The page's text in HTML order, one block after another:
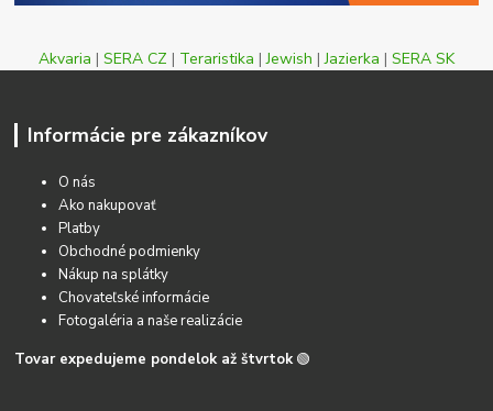
Akvaria | SERA CZ | Teraristika |Jewish |Jazierka | SERA SK
Informácie pre zákazníkov
O nás
Ako nakupovať
Platby
Obchodné podmienky
Nákup na splátky
Chovateľské informácie
Fotogaléria a naše realizácie
Tovar expedujeme pondelok až štvrtok 🟢